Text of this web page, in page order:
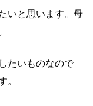
いと思います。母
たいものなので
。